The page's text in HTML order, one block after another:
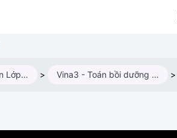
Các Khoá Học Toán Lớp 3 > Vina3 - Toán bồi dưỡng HSG lớp 3 >